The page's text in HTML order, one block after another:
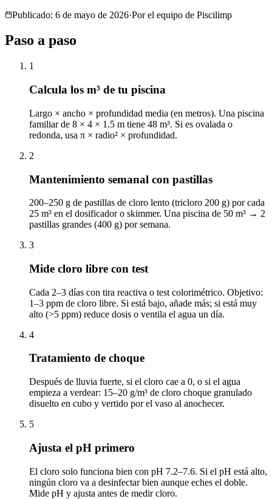
Publicado: 6 de mayo de 2026·Por el equipo de Piscilimp
Paso a paso
1
Calcula los m³ de tu piscina
Largo × ancho × profundidad media (en metros). Una piscina
familiar de 8 × 4 × 1.5 m tiene 48 m³. Si es ovalada o
redonda, usa π × radio² × profundidad.
2
Mantenimiento semanal con pastillas
200–250 g de pastillas de cloro lento (tricloro 200 g) por cada
25 m³ en el dosificador o skimmer. Una piscina de 50 m³ → 2
pastillas grandes (400 g) por semana.
3
Mide cloro libre con test
Cada 2–3 días con tira reactiva o test colorimétrico. Objetivo:
1–3 ppm de cloro libre. Si está bajo, añade más; si está muy
alto (>5 ppm) reduce dosis o ventila el agua un día.
4
Tratamiento de choque
Después de lluvia fuerte, si el cloro cae a 0, o si el agua
empieza a verdear: 15–20 g/m³ de cloro choque granulado
disuelto en cubo y vertido por el vaso al anochecer.
5
Ajusta el pH primero
El cloro solo funciona bien con pH 7.2–7.6. Si el pH está alto,
ningún cloro va a desinfectar bien aunque eches el doble.
Mide pH y ajusta antes de medir cloro.